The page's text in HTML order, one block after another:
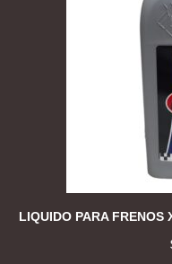
LIQUIDO PARA